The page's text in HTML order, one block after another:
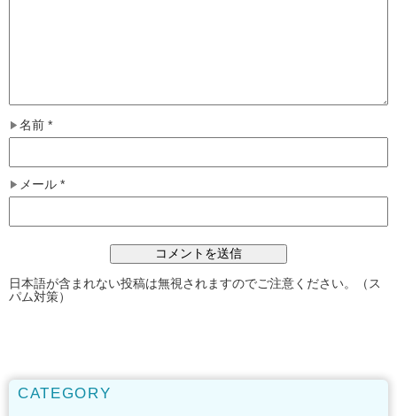
名前 *
メール *
日本語が含まれない投稿は無視されますのでご注意ください。（ス
パム対策）
CATEGORY